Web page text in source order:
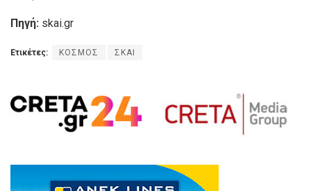
Πηγή: skai.gr
Ετικέτες: ΚΟΣΜΟΣ ΣΚΑΙ